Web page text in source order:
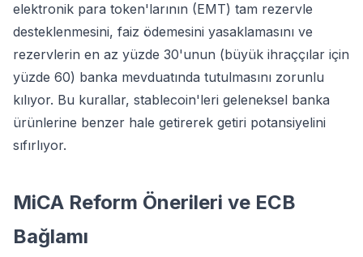
elektronik para token'larının (EMT) tam rezervle
desteklenmesini, faiz ödemesini yasaklamasını ve
rezervlerin en az yüzde 30'unun (büyük ihraççılar için
yüzde 60) banka mevduatında tutulmasını zorunlu
kılıyor. Bu kurallar, stablecoin'leri geleneksel banka
ürünlerine benzer hale getirerek getiri potansiyelini
sıfırlıyor.
MiCA Reform Önerileri ve ECB
Bağlamı